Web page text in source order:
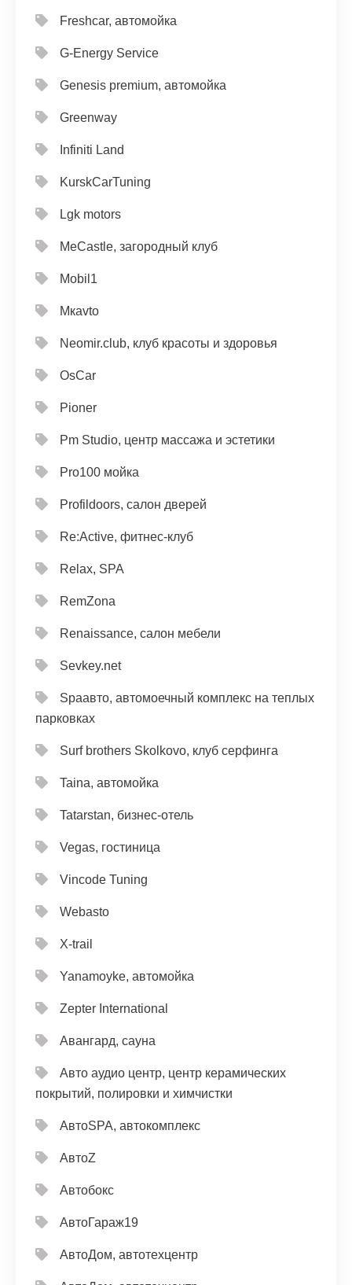
Freshcar, автомойка
G-Energy Service
Genesis premium, автомойка
Greenway
Infiniti Land
KurskCarTuning
Lgk motors
MeCastle, загородный клуб
Mobil1
Mкavto
Neomir.club, клуб красоты и здоровья
OsCar
Pioner
Pm Studio, центр массажа и эстетики
Pro100 мойка
Profildoors, салон дверей
Re:Active, фитнес-клуб
Relax, SPA
RemZona
Renaissance, салон мебели
Sevkey.net
Spaавто, автомоечный комплекс на теплых
парковках
Surf brothers Skolkovo, клуб серфинга
Taina, автомойка
Tatarstan, бизнес-отель
Vegas, гостиница
Vincode Tuning
Webasto
X-trail
Yanamoyke, автомойка
Zepter International
Авангард, сауна
Авто аудио центр, центр керамических
покрытий, полировки и химчистки
АвтоSPA, автокомплекс
АвтоZ
Автобокс
АвтоГараж19
АвтоДом, автотехцентр